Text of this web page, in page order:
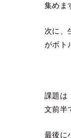
集めま
次に、
がボト
課題は
文前半
最後に